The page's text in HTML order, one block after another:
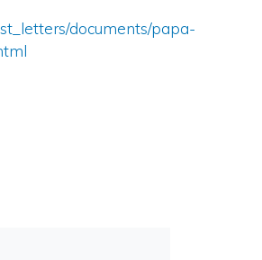
documents/papa-